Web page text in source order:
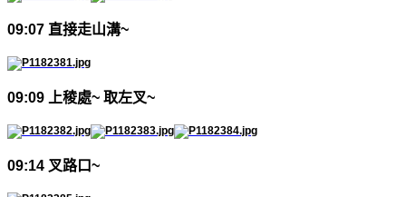
09:07 直接走山溝~
09:09 上稜處~ 取左叉~
09:14 叉路口~